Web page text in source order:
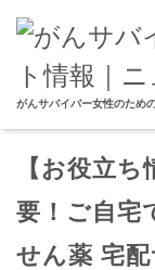
がんサバイバー女性のため
【お役立
要！ご自宅
せん薬 宅